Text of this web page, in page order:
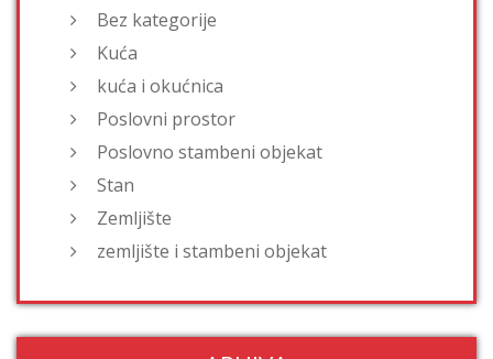
Bez kategorije
Kuća
kuća i okućnica
Poslovni prostor
Poslovno stambeni objekat
Stan
Zemljište
zemljište i stambeni objekat